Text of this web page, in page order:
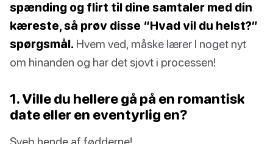
spænding og flirt til dine samtaler med din
kæreste, så prøv disse “Hvad vil du helst?”
spørgsmål. Hvem ved, måske lærer I noget nyt
om hinanden og har det sjovt i processen!
1. Ville du hellere gå på en romantisk
date eller en eventyrlig en?